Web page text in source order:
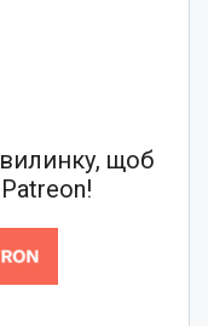
щоб